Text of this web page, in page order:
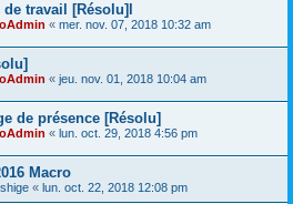
travail [Résolu]l
« mer. nov. 07, 2018 10:32 am
« jeu. nov. 01, 2018 10:04 am
de présence [Résolu]
« lun. oct. 29, 2018 4:56 pm
Macro
« lun. oct. 22, 2018 12:08 pm